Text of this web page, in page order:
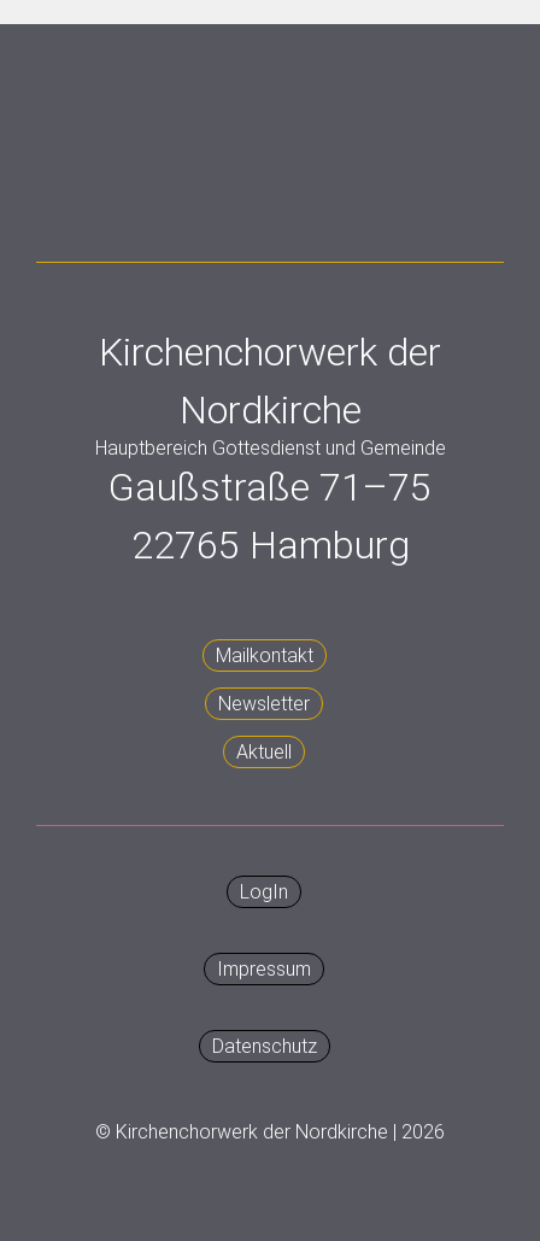
Kirchenchorwerk der
Nordkirche
Hauptbereich Gottesdienst und Gemeinde
Gaußstraße 71–75
22765 Hamburg
Mailkontakt
Newsletter
Aktuell
© Kirchenchorwerk der Nordkirche | 2026
LogIn
Impressum
Datenschutz